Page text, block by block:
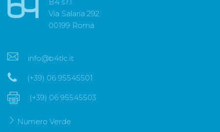
Via Salaria 292
00199 Roma
info@b4tlc.it
(+39) 06 95545501
(+39) 06 95545503
Numero Verde